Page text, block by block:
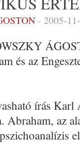
- 2005-
és az
írás
Abraham, az